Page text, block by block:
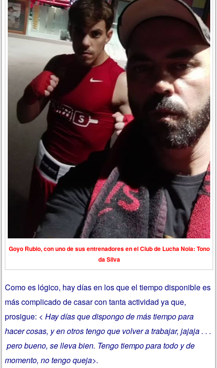
Goyo Rubio, con uno de sus entrenadores en el Club de Lucha Noia: Tono
da Silva
Como es lógico, hay días en los que el tiempo disponible es
más complicado de casar con tanta actividad ya que,
prosigue: < Hay días que dispongo de más tiempo para
hacer cosas, y en otros tengo que volver a trabajar, jajaja . . .
pero bueno, se lleva bien. Tengo tiempo para todo y de
momento, no tengo queja>.